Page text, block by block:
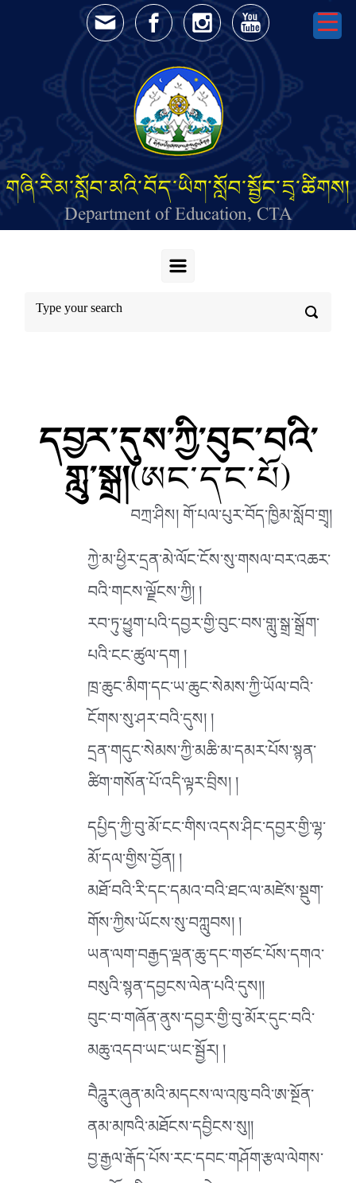
Skip to main content
གཞི་རིམ་སློབ་མའི་བོད་ཡིག་སློབ་སྦྱོང་དྲྭ་ཚིགས།
Department of Education, CTA
དབྱར་དུས་ཀྱི་བུང་བའི་
གླུ་སྒྲ།(ཨང་དང་པོ)
བཀྲ་ཤིས། གོ་པལ་པུར་བོད་ཁྱིམ་སློབ་གྲྭ།
ཀྱེ་མ་ཕྱིར་དྲན་མེ་ལོང་ངོས་སུ་གསལ་བར་འཆར་
བའི་གངས་ལྗོངས་ཀྱི། །
རབ་ཏུ་ཕྱུག་པའི་དབྱར་གྱི་བུང་བས་གླུ་སྒྲ་སྒྲོག་
པའི་ངང་ཚུལ་དག །
ཁྲ་ཆུང་མིག་དང་ཡ་ཆུང་སེམས་ཀྱི་ཡོལ་བའི་
ངོགས་སུ་ཤར་བའི་དུས། །
དྲན་གདུང་སེམས་ཀྱི་མཆི་མ་དམར་པོས་སྙན་
ཚིག་གསོན་པོ་འདི་ལྟར་བྲིས། །
དཔྱིད་ཀྱི་བུ་མོ་ངང་གིས་འདས་ཤིང་དབྱར་གྱི་ལྷ་
མོ་དལ་གྱིས་བྱོན། །
མཐོ་བའི་རི་དང་དམའ་བའི་ཐང་ལ་མཛེས་སྡུག་
གོས་ཀྱིས་ཡོངས་སུ་བཀླུབས། །
ཡན་ལག་བརྒྱད་ལྡན་ཆུ་དང་གཙང་པོས་དགའ་
བསུའི་སྙན་དབྱངས་ལེན་པའི་དུས།།
བུང་བ་གཞོན་ནུས་དབྱར་གྱི་བུ་མོར་དུང་བའི་
མཆུ་འདབ་ཡང་ཡང་སྦྱོར། །
བཻཌཱུར་ཞུན་མའི་མདངས་ལ་འཁུ་བའི་ཨ་སྔོན་
ནམ་མཁའི་མཐོངས་དབྱིངས་སུ།།
བྱ་རྒྱལ་རྒོད་པོས་རང་དབང་གཤོག་རྩལ་ལེགས་